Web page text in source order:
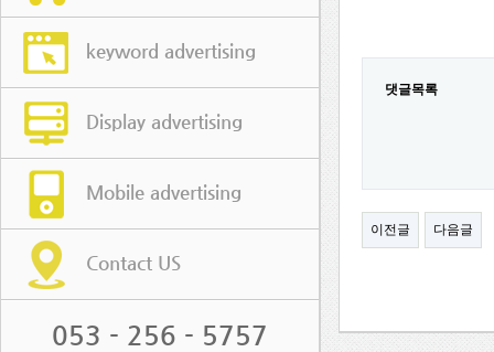
keyword advertising
Display advertising
Mobile advertising
Contact US
053 - 256 - 5757
댓글목록
이전글 다음글